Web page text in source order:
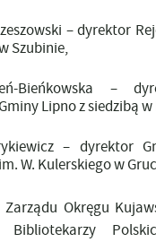
– dyrektor
Szubinie,
Bieńkowska –
Lipno z siedzibą
– dyrektor
W. Kulerskiego w
Zarządu Okręgu
Bibliotekarzy